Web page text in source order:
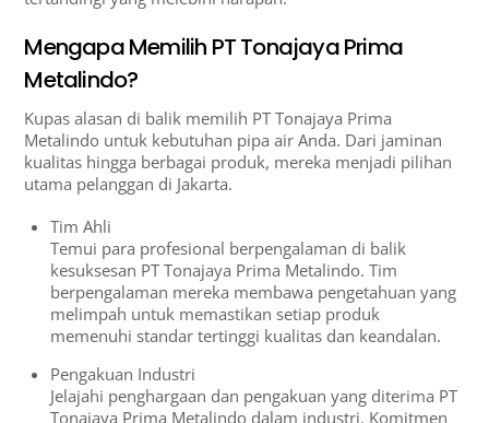
Mengapa Memilih PT Tonajaya Prima
Metalindo?
Kupas alasan di balik memilih PT Tonajaya Prima
Metalindo untuk kebutuhan pipa air Anda. Dari jaminan
kualitas hingga berbagai produk, mereka menjadi pilihan
utama pelanggan di Jakarta.
Tim Ahli
Temui para profesional berpengalaman di balik
kesuksesan PT Tonajaya Prima Metalindo. Tim
berpengalaman mereka membawa pengetahuan yang
melimpah untuk memastikan setiap produk
memenuhi standar tertinggi kualitas dan keandalan.
Pengakuan Industri
Jelajahi penghargaan dan pengakuan yang diterima PT
Tonajaya Prima Metalindo dalam industri. Komitmen